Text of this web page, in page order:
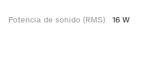
Potencia de sonido (RMS) 16 W